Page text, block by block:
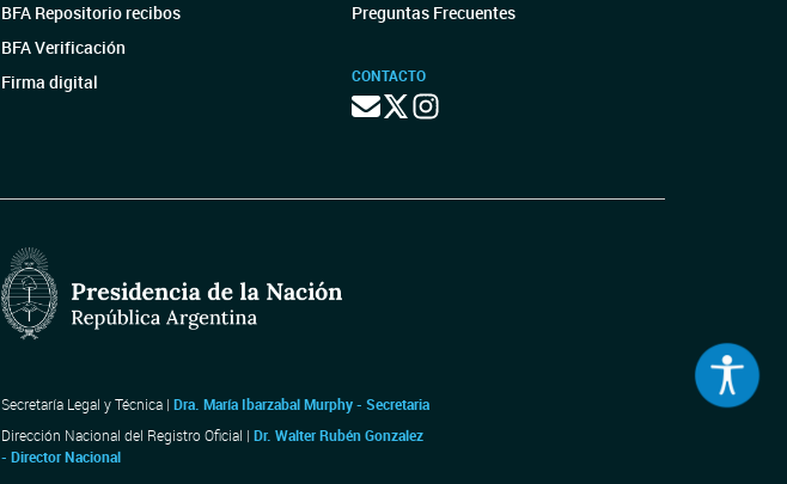
BFA Repositorio recibos
BFA Verificación
Firma digital
Preguntas Frecuentes
CONTACTO
Secretaría Legal y Técnica | Dra. María Ibarzabal Murphy - Secretaria
Dirección Nacional del Registro Oficial | Dr. Walter Rubén Gonzalez
- Director Nacional